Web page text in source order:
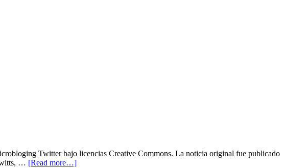
Twitter bajo licencias Creative Commons. La noticia original fue publicado
… [Read more…]